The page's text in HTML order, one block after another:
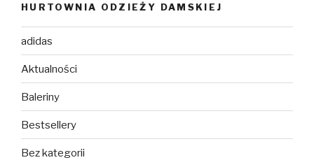
HURTOWNIA ODZIEŻY DAMSKIEJ
adidas
Aktualności
Baleriny
Bestsellery
Bez kategorii